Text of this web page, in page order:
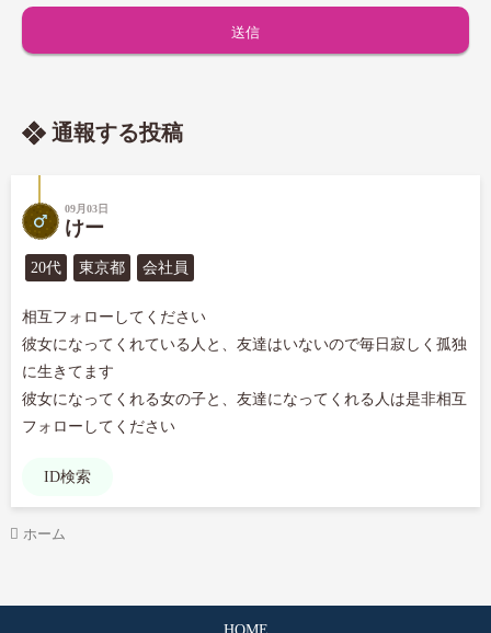
通報する投稿
09月03日
けー
20代 東京都 会社員
相互フォローしてください
彼女になってくれている人と、友達はいないので毎日寂しく孤独
に生きてます
彼女になってくれる女の子と、友達になってくれる人は是非相互
フォローしてください
ID検索
ホーム